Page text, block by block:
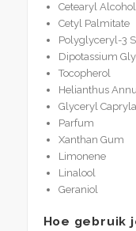
Cetearyl Alcohol
Cetyl Palmitate
Polyglyceryl-3
Dipotassium
Tocopherol
Helianthus
Glyceryl
Parfum
Xanthan Gum
Limonene
Linalool
Geraniol
Hoe gebruik